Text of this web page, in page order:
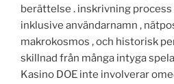
berättelse . inskrivning
inklusive användarnamn ,
makrokosmos , och historisk
skillnad från många intyga
Kasino DOE inte involverar